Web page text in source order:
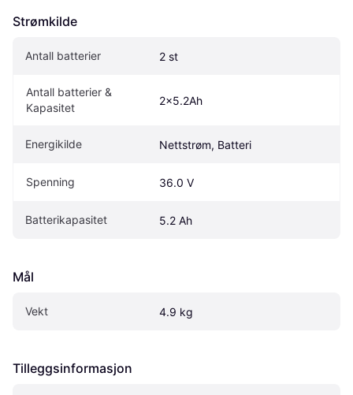
Strømkilde
Antall batterier 2 st
Antall batterier &
Kapasitet
2x5.2Ah
Energikilde Nettstrøm, Batteri
Spenning 36.0 V
Batterikapasitet 5.2 Ah
Mål
Vekt 4.9 kg
Tilleggsinformasjon